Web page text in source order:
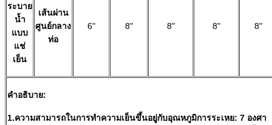
ระบาย
น้ำ
แบบ
แช่
เย็น
เส้นผ่าน
ศูนย์กลาง
ท่อ
6" 8" 8" 8" 8"
คำอธิบาย:
1.ความสามารถในการทำความเย็นขึ้นอยู่กับอุณหภูมิการระเหย: 7 องศา